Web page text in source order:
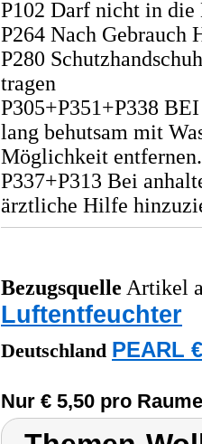
P102 Darf nicht in die
P264 Nach Gebrauch
P280
tragen
P305+P351+P338
lang behutsam mit
Möglichkeit
P337+P313 Bei
ärztliche Hilfe
Bezugsquelle Artikel
Luftentfeuchter
Deutschland PEARL
Nur € 5,50 pro